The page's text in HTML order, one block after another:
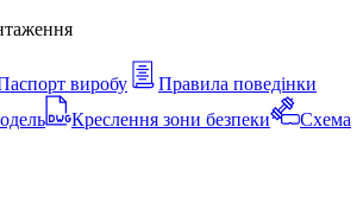
виробу
Правила поведінки
Креслення зони безпеки
Схема